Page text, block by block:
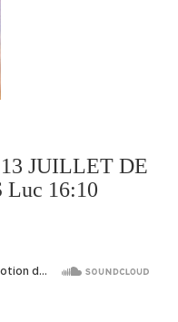
JUILLET DE
Luc 16:10